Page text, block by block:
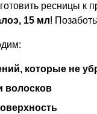
ресницы
15 мл!
которые не
волосков